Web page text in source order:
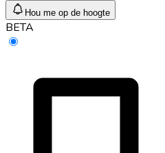
Hou me op de hoogte
BETA